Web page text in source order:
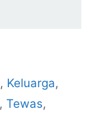
, Keluarga,
, Tewas,